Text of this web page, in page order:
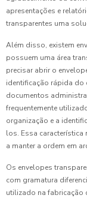
apresentações e
transparentes uma
Além disso, existem
possuem uma área
precisar abrir o
identificação rápida do
documentos
frequentemente
organização e a
los. Essa
a manter a ordem em
Os envelopes
com gramatura
utilizado na fabricação